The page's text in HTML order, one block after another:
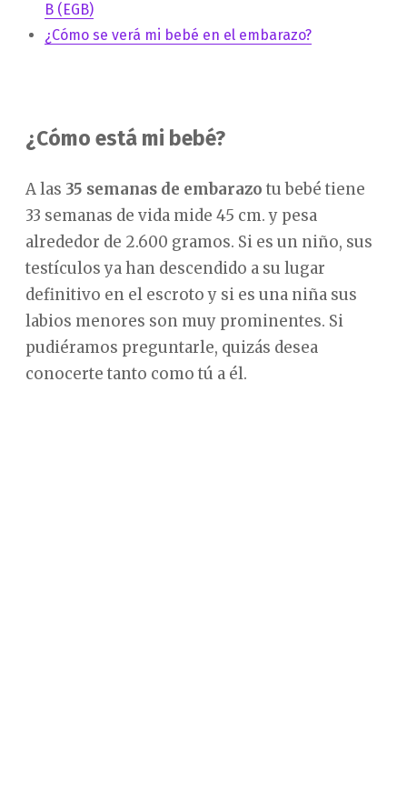
B (EGB)
¿Cómo se verá mi bebé en el embarazo?
¿Cómo está mi bebé?
A las 35 semanas de embarazo tu bebé tiene
33 semanas de vida mide 45 cm. y pesa
alrededor de 2.600 gramos. Si es un niño, sus
testículos ya han descendido a su lugar
definitivo en el escroto y si es una niña sus
labios menores son muy prominentes. Si
pudiéramos preguntarle, quizás desea
conocerte tanto como tú a él.